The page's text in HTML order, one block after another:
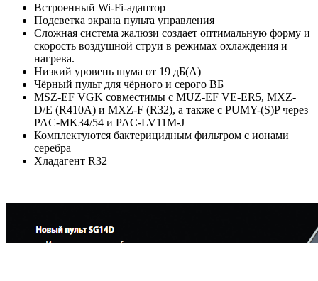
Встроенный Wi-Fi-адаптор
Подсветка экрана пульта управления
Сложная система жалюзи создает оптимальную форму и
скорость воздушной струи в режимах охлаждения и
нагрева.
Низкий уровень шума от 19 дБ(А)
Чёрный пульт для чёрного и серого ВБ
MSZ-EF VGK совместимы с MUZ-EF VE-ER5, MXZ-
D/E (R410A) и MXZ-F (R32), а также с PUMY-(S)P через
PAC-MK34/54 и PAC-LV11M-J
Комплектуются бактерицидным фильтром с ионами
серебра
Хладагент R32